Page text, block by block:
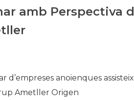
amb Perspectiva
d’empreses anoienques
Ametller Origen